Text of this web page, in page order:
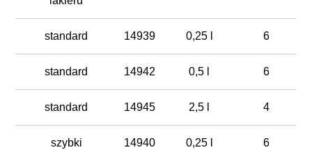
standard 14939 0,25 l 6
standard 14942 0,5 l 6
standard 14945 2,5 l 4
szybki 14940 0,25 l 6